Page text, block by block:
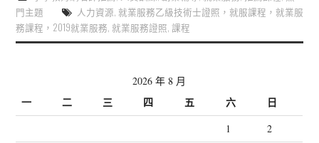
門主題
人力資源 就業服務乙級技術士證照，就服課程，就業服
務課程，2019就業服務 ,就業服務證照 ,課程
2026 年 8 月
一 二 三 四 五 六 日
1
2